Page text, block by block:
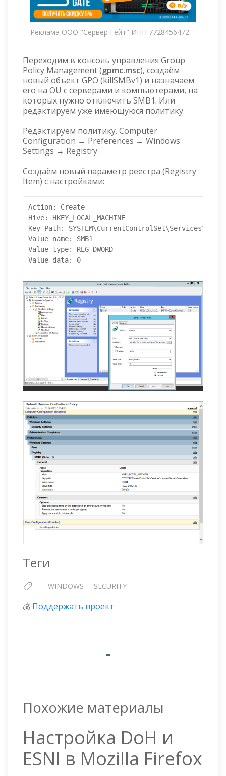
Реклама ООО "Сервер Гейт" ИНН 7728456472
Переходим в консоль управления Group
Policy Management (gpmc.msc), создаём
новый объект GPO (killSMBv1) и назначаем
его на OU с серверами и компьютерами, на
которых нужно отключить SMB1. Или
редактируем уже имеющуюся политику.
Редактируем политику. Computer
Configuration → Preferences → Windows
Settings → Registry.
Создаём новый параметр реестра (Registry
Item) с настройками:
Action: Create
Hive: HKEY_LOCAL_MACHINE
Key Path:
Value name: SMB1
Value type: REG_DWORD
Теги
WINDOWS SECURITY
💰 Поддержать проект
Похожие материалы
Настройка DoH и
ESNI в Mozilla Firefox